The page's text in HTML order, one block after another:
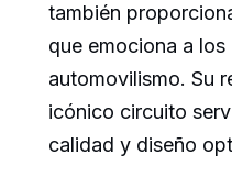
también
que emociona a los
automovilismo. Su
icónico circuito
calidad y diseño